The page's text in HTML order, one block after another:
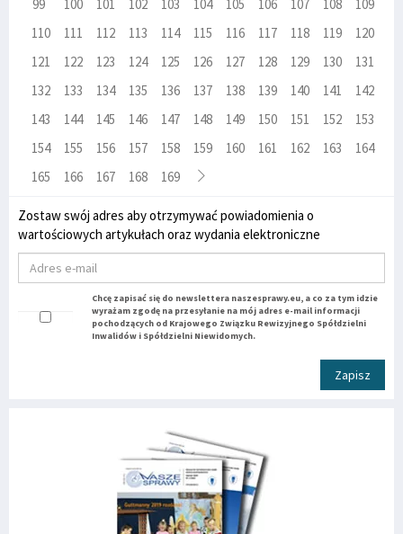
99 100 101 102 103 104 105 106 107 108
109
110
111 112 113 114 115 116 117 118 119
120
121
122 123 124 125 126 127 128 129 130
131
132
133 134 135 136 137 138 139 140 141
142
143
144 145 146 147 148 149 150 151 152
153
154
155 156 157 158 159 160 161 162 163
164
165
166 167 168 169
Zostaw swój adres aby otrzymywać powiadomienia o
wartościowych artykułach oraz wydania elektroniczne
Chcę zapisać się do newslettera naszesprawy.eu, a co za tym idzie
wyrażam zgodę na przesyłanie na mój adres e-mail informacji
pochodzących od Krajowego Związku Rewizyjnego Spółdzielni
Inwalidów i Spółdzielni Niewidomych.
Zapisz